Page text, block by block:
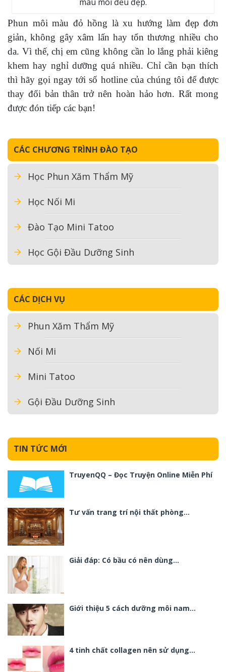
Phun môi màu đỏ hồng là xu hướng làm đẹp đơn
giản, không gây xâm lấn hay tổn thương nhiều cho
da. Vì thế, chị em cũng không cần lo lắng phải kiêng
khem hay nghỉ dưỡng quá nhiều. Chỉ cần bạn thích
thì hãy gọi ngay tới số hotline của chúng tôi để được
thay đổi bản thân trở nên hoàn hảo hơn. Rất mong
được đón tiếp các bạn!
CÁC CHƯƠNG TRÌNH ĐÀO TẠO
Học Phun Xăm Thẩm Mỹ
Học Nối Mi
Đào Tạo Mini Tatoo
Học Gội Đầu Dưỡng Sinh
CÁC DỊCH VỤ
Phun Xăm Thẩm Mỹ
Nối Mi
Mini Tatoo
Gội Đầu Dưỡng Sinh
TIN TỨC MỚI
TruyenQQ – Đọc Truyện Online Miễn Phí
Tư vấn trang trí nội thất phòng…
Giải đáp: Có bầu có nên dùng…
Giới thiệu 5 cách dưỡng môi nam…
4 tinh chất collagen nên sử dụng…